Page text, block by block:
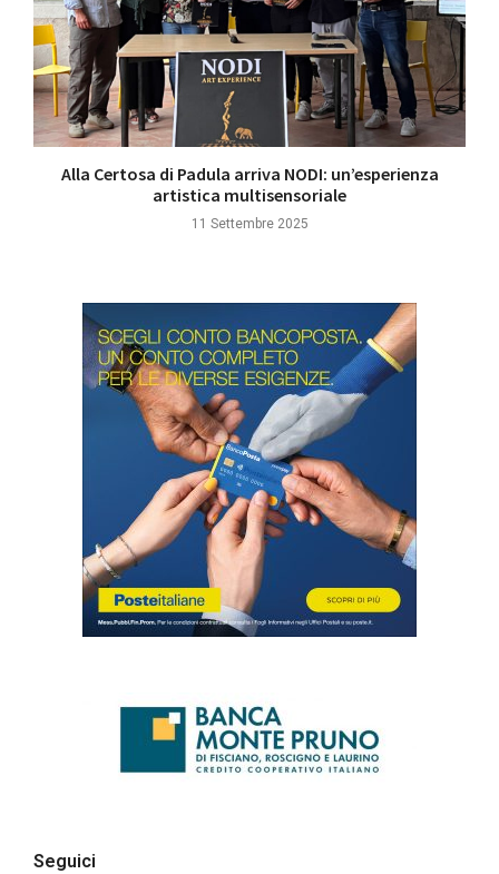
Alla Certosa di Padula arriva NODI: un’esperienza
artistica multisensoriale
11 Settembre 2025
Seguici